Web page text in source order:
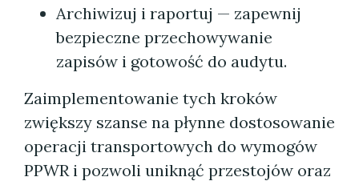
Archiwizuj i raportuj — zapewnij
bezpieczne przechowywanie
zapisów i gotowość do audytu.
Zaimplementowanie tych kroków
zwiększy szanse na płynne dostosowanie
operacji transportowych do wymogów
PPWR i pozwoli uniknąć przestojów oraz